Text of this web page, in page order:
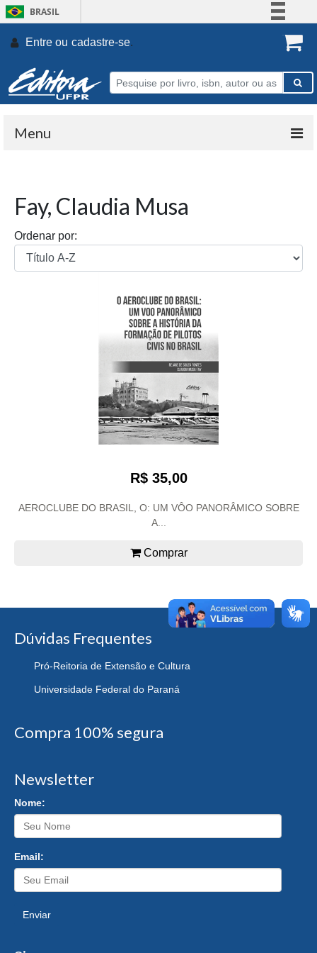
BRASIL
Participe
Entre ou cadastre-se.
Menu
Fay, Claudia Musa
Ordenar por:
R$ 35,00
AEROCLUBE DO BRASIL, O: UM VÔO PANORÂMICO SOBRE
A...
Comprar
Dúvidas Frequentes
Pró-Reitoria de Extensão e Cultura
Universidade Federal do Paraná
Compra 100% segura
Newsletter
Nome:
Email:
Enviar